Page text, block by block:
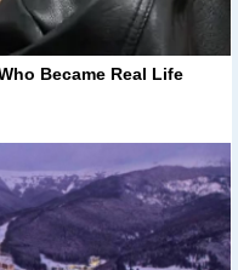
Became Real Life